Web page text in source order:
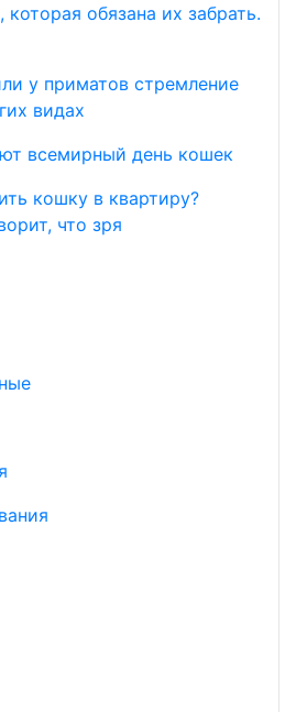
обязана их забрать.
у приматов стремление
видах
всемирный день кошек
кошку в квартиру?
что зря